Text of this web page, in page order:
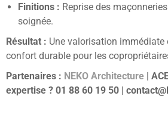
Finitions : Reprise des
soignée.
Résultat : Une valorisation immédiate
confort durable pour les
Partenaires : NEKO Architecture |
expertise ? 01 88 60 19 50 |